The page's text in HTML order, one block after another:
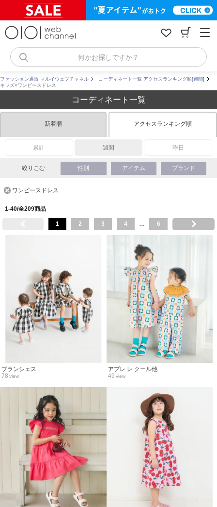
ッ
プ
何かお探しですか？
ファッション通販 マルイウェブチャネル
コーディネート一覧 アクセスランキング順[週間]
キッズ×ワンピースドレス
コーディネート一覧
新着順 アクセスランキング順
累計 週間 昨日
絞りこむ 性別 アイテム ブランド
ワンピースドレス
1-40/全209商品
1 2 3 4 … 6
78 view
ブランシェス
49 view
アプレ レ クール他